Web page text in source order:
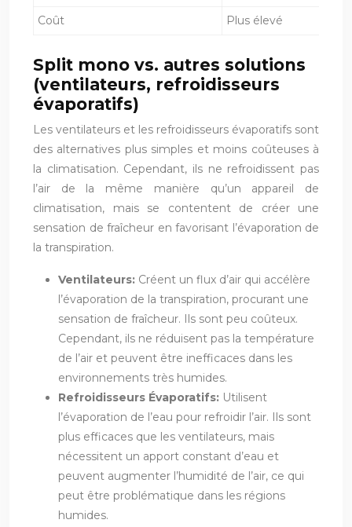
Coût
Plus élevé
Split mono vs. autres solutions
(ventilateurs, refroidisseurs
évaporatifs)
Les ventilateurs et les refroidisseurs évaporatifs sont
des alternatives plus simples et moins coûteuses à
la climatisation. Cependant, ils ne refroidissent pas
l’air de la même manière qu’un appareil de
climatisation, mais se contentent de créer une
sensation de fraîcheur en favorisant l’évaporation de
la transpiration.
Ventilateurs: Créent un flux d’air qui accélère
l’évaporation de la transpiration, procurant une
sensation de fraîcheur. Ils sont peu coûteux.
Cependant, ils ne réduisent pas la température
de l’air et peuvent être inefficaces dans les
environnements très humides.
Refroidisseurs Évaporatifs: Utilisent
l’évaporation de l’eau pour refroidir l’air. Ils sont
plus efficaces que les ventilateurs, mais
nécessitent un apport constant d’eau et
peuvent augmenter l’humidité de l’air, ce qui
peut être problématique dans les régions
humides.